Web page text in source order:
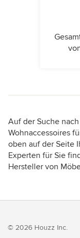
Auf der Suche
Wohnaccessoires
oben auf der Seite
Experten für Sie
Hersteller von
© 2026 Houzz Inc.